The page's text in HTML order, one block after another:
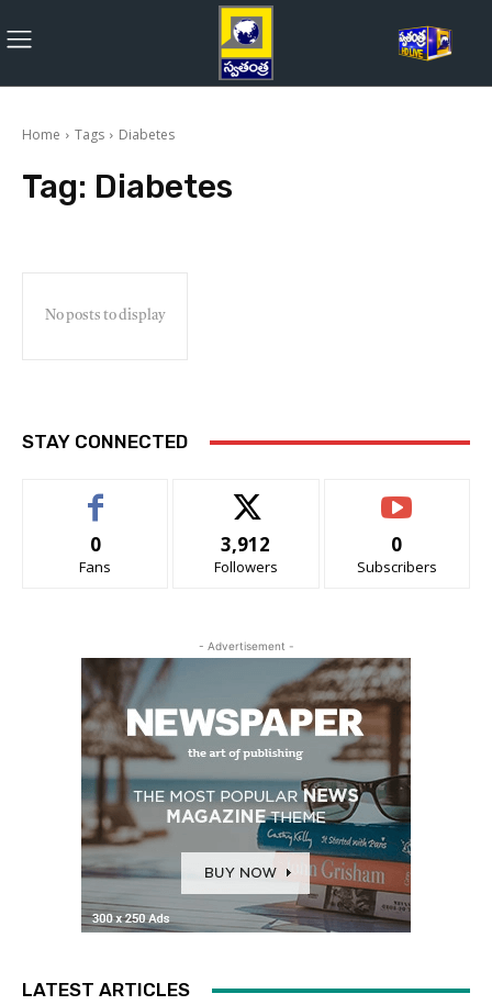
Home Tags Diabetes
Tag: Diabetes
No posts to display
STAY CONNECTED
0
Fans
3,912
Followers
0
Subscribers
- Advertisement -
LATEST ARTICLES